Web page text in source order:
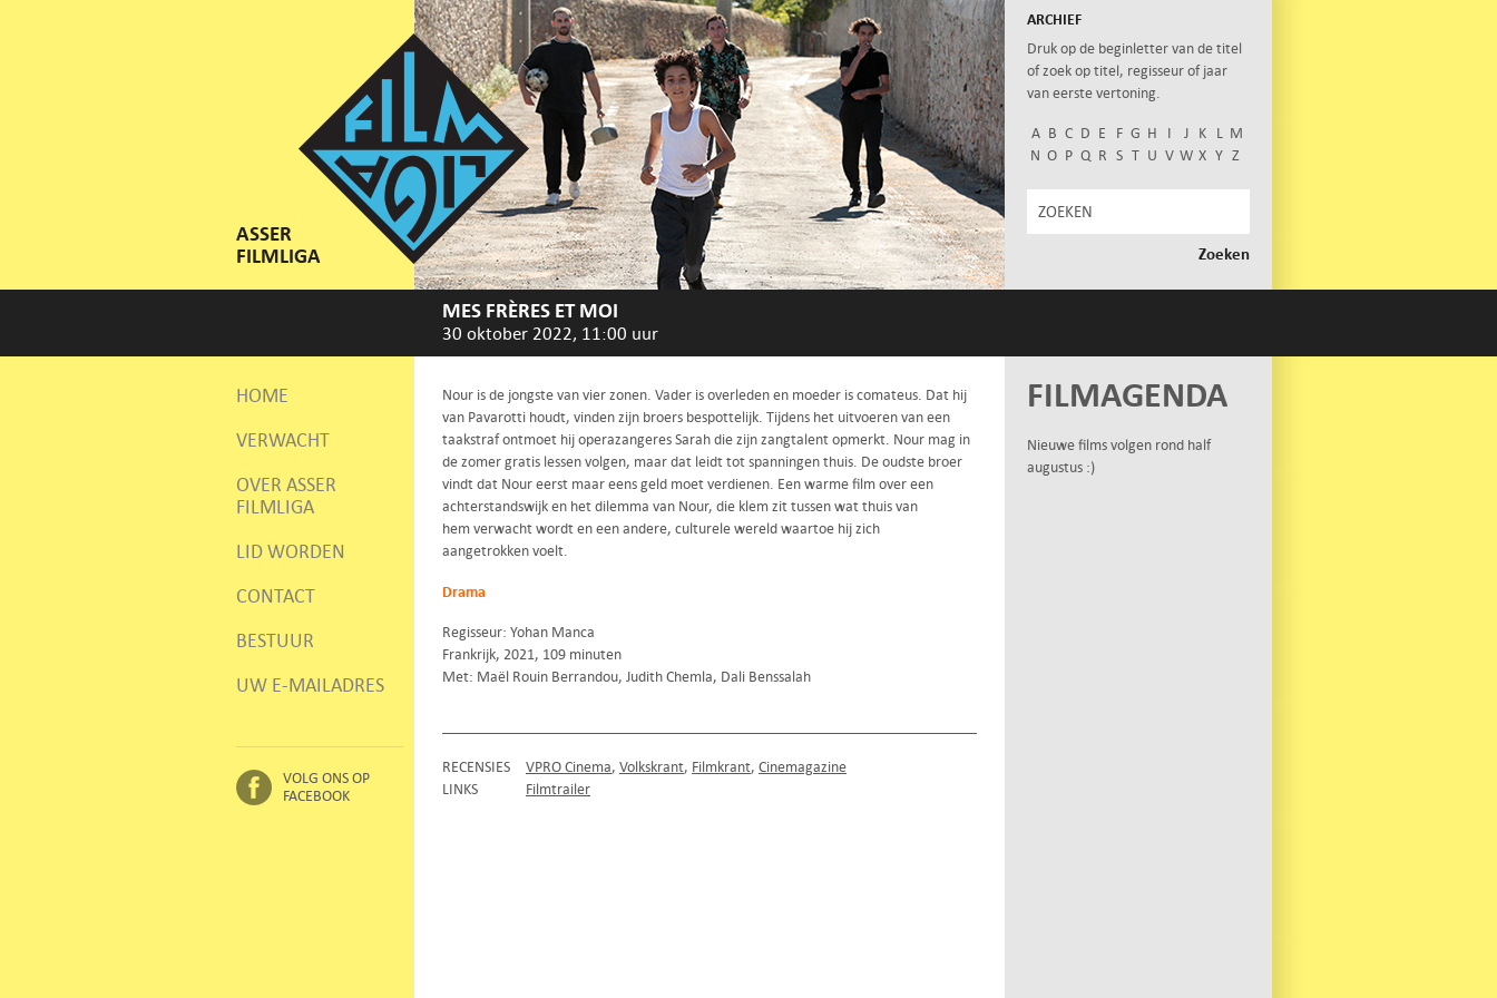
ASSER
FILMLIGA
ARCHIEF
Druk op de beginletter van de titel
of zoek op titel, regisseur of jaar
van eerste vertoning.
A B C D E F G H I J K L M
N O P Q R S T U V W X Y Z
MES FRÈRES ET MOI
30 oktober 2022, 11:00 uur
HOME
VERWACHT
OVER ASSER
FILMLIGA
LID WORDEN
CONTACT
BESTUUR
UW E-MAILADRES
VOLG ONS OP
FACEBOOK
Nour is de jongste van vier zonen. Vader is overleden en moeder is comateus. Dat hij
van Pavarotti houdt, vinden zijn broers bespottelijk. Tijdens het uitvoeren van een
taakstraf ontmoet hij operazangeres Sarah die zijn zangtalent opmerkt. Nour mag in
de zomer gratis lessen volgen, maar dat leidt tot spanningen thuis. De oudste broer
vindt dat Nour eerst maar eens geld moet verdienen. Een warme film over een
achterstandswijk en het dilemma van Nour, die klem zit tussen wat thuis van
hem verwacht wordt en een andere, culturele wereld waartoe hij zich
aangetrokken voelt.
Drama
Regisseur: Yohan Manca
Frankrijk, 2021, 109 minuten
Met: Maël Rouin Berrandou, Judith Chemla, Dali Benssalah
RECENSIES VPRO Cinema Volkskrant Filmkrant Cinemagazine
LINKS
Filmtrailer
FILMAGENDA
Nieuwe films volgen rond half
augustus :)